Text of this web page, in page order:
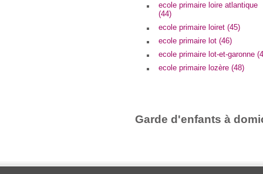
ecole primaire loire atlantique
(44)
ecole primaire loiret (45)
ecole primaire lot (46)
ecole primaire lot-et-garonne
ecole primaire lozère (48)
Garde d'enfants à